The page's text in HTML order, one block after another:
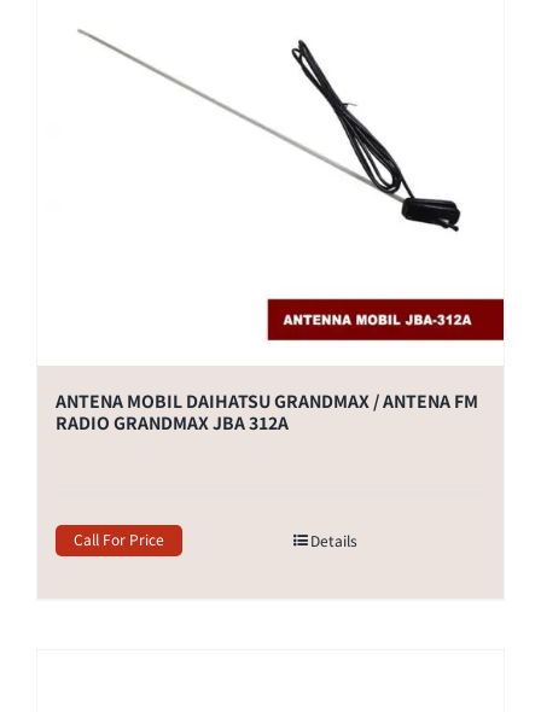
ANTENA MOBIL DAIHATSU GRANDMAX / ANTENA FM
RADIO GRANDMAX JBA 312A
Call For Price Details